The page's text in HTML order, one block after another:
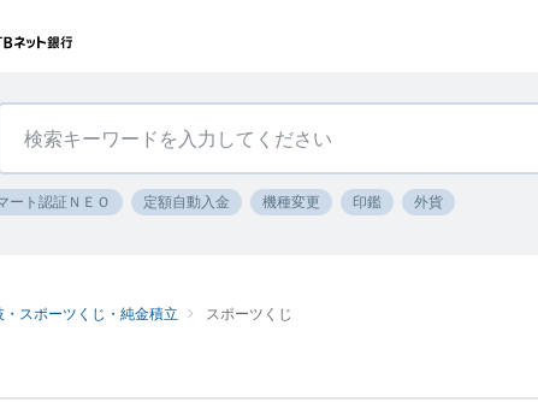
ート認証ＮＥＯ 定額自動入金 機種変更 印鑑 外貨
・スポーツくじ・純金積立 スポーツくじ